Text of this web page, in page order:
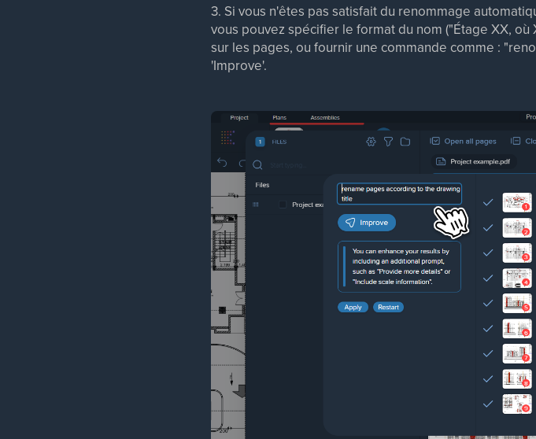
3. Si vous n'êtes pas satisfait du renommage
vous pouvez spécifier le format du nom ("Étage XX,
sur les pages, ou fournir une commande comme :
'Improve'.